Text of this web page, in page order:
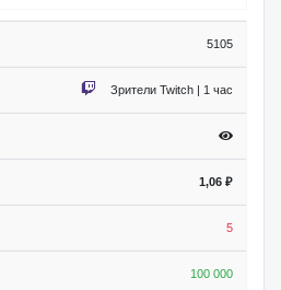
5105
Зрители Twitch | 1 час
1,06 ₽
5
100 000